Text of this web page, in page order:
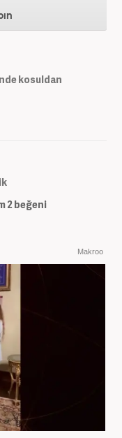
kosuldan
2 beğeni
Makroo